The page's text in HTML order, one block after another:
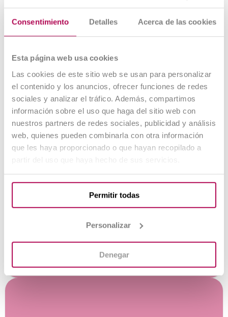
Consentimiento Detalles Acerca de las cookies
Esta página web usa cookies
Las cookies de este sitio web se usan para personalizar
el contenido y los anuncios, ofrecer funciones de redes
sociales y analizar el tráfico. Además, compartimos
información sobre el uso que haga del sitio web con
nuestros partners de redes sociales, publicidad y análisis
web, quienes pueden combinarla con otra información
que les haya proporcionado o que hayan recopilado a
Permitir todas
Personalizar
Denegar
Cuidador Ecuestre
Técnico en Fauna
Silvestre